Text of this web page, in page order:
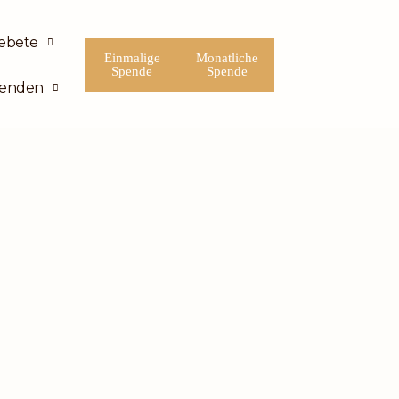
Einmalige
Spende
Monatliche
Spende